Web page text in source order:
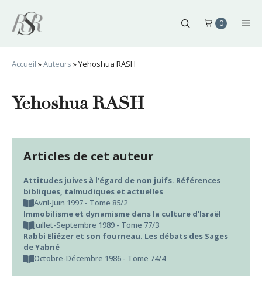
contenu
0
Accueil »Auteurs »Yehoshua RASH
Yehoshua RASH
Articles de cet auteur
Attitudes juives à l’égard de non juifs. Références
bibliques, talmudiques et actuelles
Avril-Juin 1997 - Tome 85/2
Immobilisme et dynamisme dans la culture d’Israël
Juillet-Septembre 1989 - Tome 77/3
Rabbi Eliézer et son fourneau. Les débats des Sages
de Yabné
Octobre-Décembre 1986 - Tome 74/4